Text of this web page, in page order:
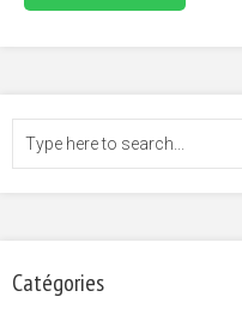
Catégories